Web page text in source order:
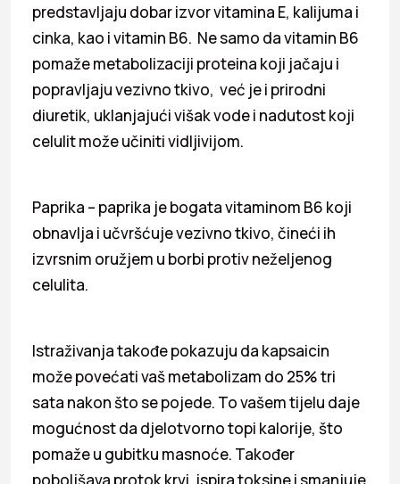
predstavljaju dobar izvor vitamina E, kalijuma i
cinka, kao i vitamin B6. Ne samo da vitamin B6
pomaže metabolizaciji proteina koji jačaju i
popravljaju vezivno tkivo, već je i prirodni
diuretik, uklanjajući višak vode i nadutost koji
celulit može učiniti vidljivijom.
Paprika – paprika je bogata vitaminom B6 koji
obnavlja i učvršćuje vezivno tkivo, čineći ih
izvrsnim oružjem u borbi protiv neželjenog
celulita.
Istraživanja takođe pokazuju da kapsaicin
može povećati vaš metabolizam do 25% tri
sata nakon što se pojede. To vašem tijelu daje
mogućnost da djelotvorno topi kalorije, što
pomaže u gubitku masnoće. Također
poboljšava protok krvi, ispira toksine i smanjuje